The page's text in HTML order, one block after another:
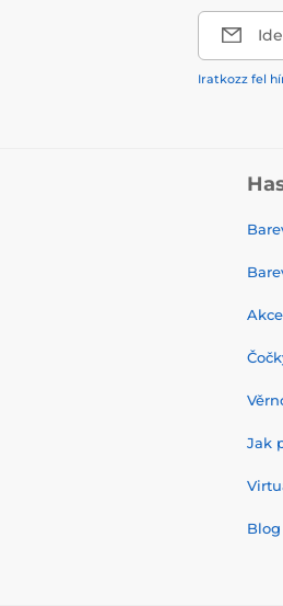
Iratkozz fel
Jak
Blog